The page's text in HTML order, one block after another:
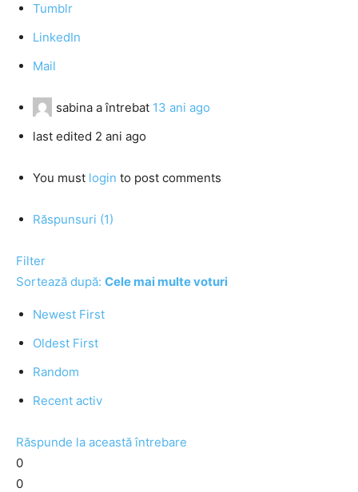
Tumblr
LinkedIn
Mail
sabina a întrebat 13 ani ago
last edited 2 ani ago
You must login to post comments
Răspunsuri (1)
Filter
Sortează după: Cele mai multe voturi
Newest First
Oldest First
Random
Recent activ
Răspunde la această întrebare
0
0